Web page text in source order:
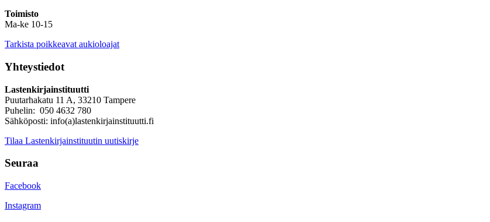
Toimisto
Ma-ke 10-15
Tarkista poikkeavat aukioloajat
Yhteystiedot
Lastenkirjainstituutti
Puutarhakatu 11 A, 33210 Tampere
Puhelin: 050 4632 780
Sähköposti: info(a)lastenkirjainstituutti.fi
Tilaa Lastenkirjainstituutin uutiskirje
Seuraa
Facebook
Instagram